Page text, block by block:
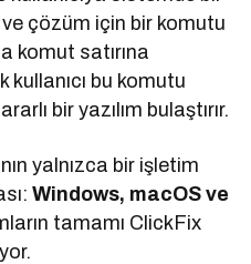
çözüm için bir komutu
komut satırına
kullanıcı bu komutu
bir yazılım bulaştırır.
yalnızca bir işletim
Windows, macOS ve
tamamı ClickFix